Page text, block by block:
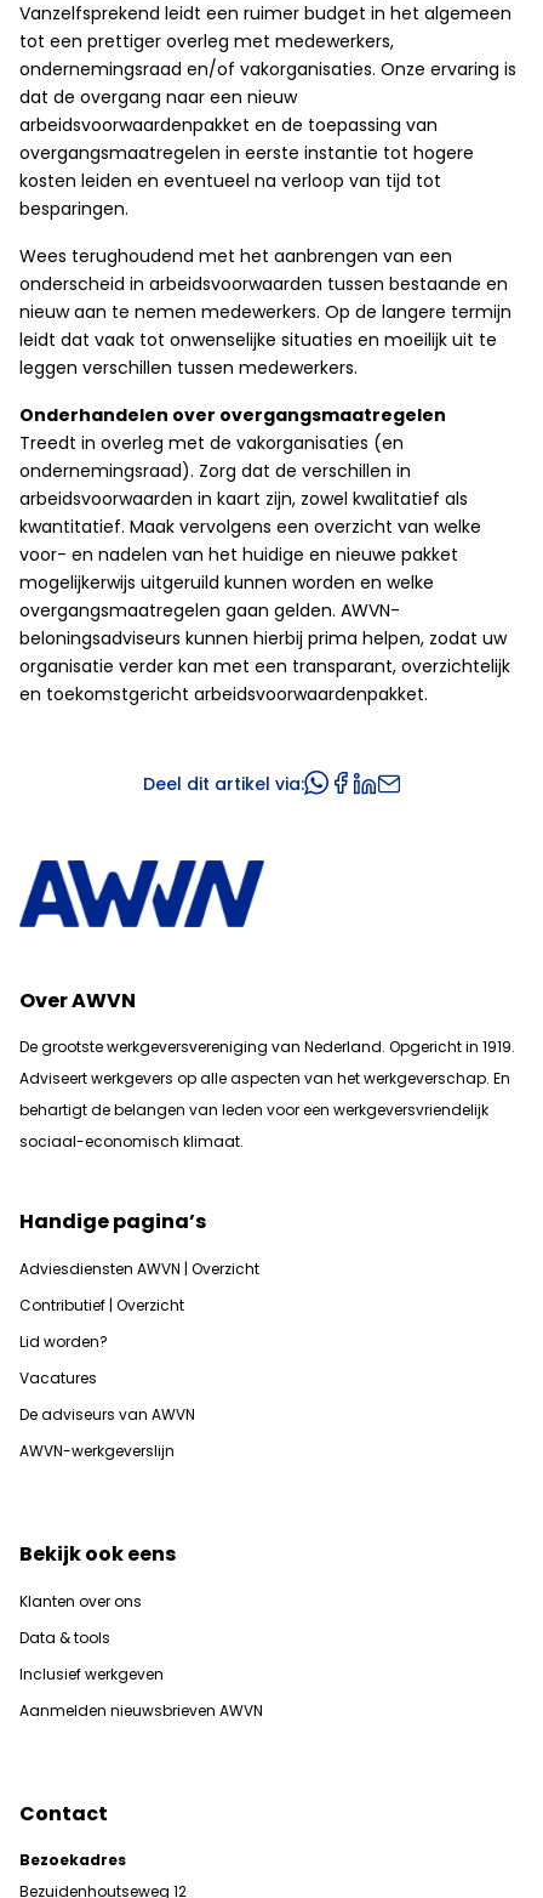
Vanzelfsprekend leidt een ruimer budget in het algemeen
tot een prettiger overleg met medewerkers,
ondernemingsraad en/of vakorganisaties. Onze ervaring is
dat de overgang naar een nieuw
arbeidsvoorwaardenpakket en de toepassing van
overgangsmaatregelen in eerste instantie tot hogere
kosten leiden en eventueel na verloop van tijd tot
besparingen.
Wees terughoudend met het aanbrengen van een
onderscheid in arbeidsvoorwaarden tussen bestaande en
nieuw aan te nemen medewerkers. Op de langere termijn
leidt dat vaak tot onwenselijke situaties en moeilijk uit te
leggen verschillen tussen medewerkers.
Onderhandelen over overgangsmaatregelen
Treedt in overleg met de vakorganisaties (en
ondernemingsraad). Zorg dat de verschillen in
arbeidsvoorwaarden in kaart zijn, zowel kwalitatief als
kwantitatief. Maak vervolgens een overzicht van welke
voor- en nadelen van het huidige en nieuwe pakket
mogelijkerwijs uitgeruild kunnen worden en welke
overgangsmaatregelen gaan gelden. AWVN-
beloningsadviseurs kunnen hierbij prima helpen, zodat uw
organisatie verder kan met een transparant, overzichtelijk
en toekomstgericht arbeidsvoorwaardenpakket.
Deel dit artikel via:
Over AWVN
De grootste werkgeversvereniging van Nederland. Opgericht in 1919.
Adviseert werkgevers op alle aspecten van het werkgeverschap. En
behartigt de belangen van leden voor een werkgeversvriendelijk
sociaal-economisch klimaat.
Handige pagina’s
Adviesdiensten AWVN | Overzicht
Contributief | Overzicht
Lid worden?
Vacatures
De adviseurs van AWVN
AWVN-werkgeverslijn
Bekijk ook eens
Klanten over ons
Data & tools
Inclusief werkgeven
Aanmelden nieuwsbrieven AWVN
Contact
Bezoekadres
Bezuidenhoutseweg 12